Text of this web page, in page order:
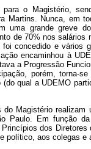
o Magistério,
Martins. Nunca, em
uma grande greve
de 70% nos salários
concedido e vários
encaminhou à
a Progressão
porém, torna-
qual a UDEMO
Magistério
Paulo. Em função
dos
político, aos colegas e